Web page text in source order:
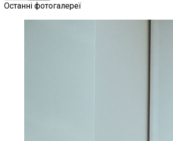
Останні фотогалереї